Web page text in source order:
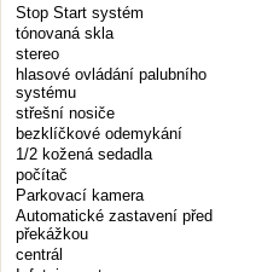
Stop Start systém
tónovaná skla
stereo
hlasové ovládání palubního
systému
střešní nosiče
bezklíčkové odemykání
1/2 kožená sedadla
počítač
Parkovací kamera
Automatické zastavení před
překážkou
centrál